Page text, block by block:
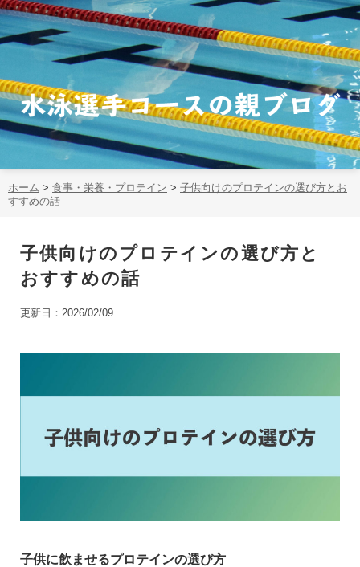
ホーム > 食事・栄養・プロテイン > 子供向けのプロテインの選び方とお
すすめの話
子供向けのプロテインの選び方と
おすすめの話
更新日：2026/02/09
子供に飲ませるプロテインの選び方